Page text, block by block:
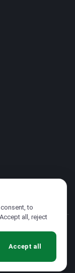
to
all, reject
Accept all